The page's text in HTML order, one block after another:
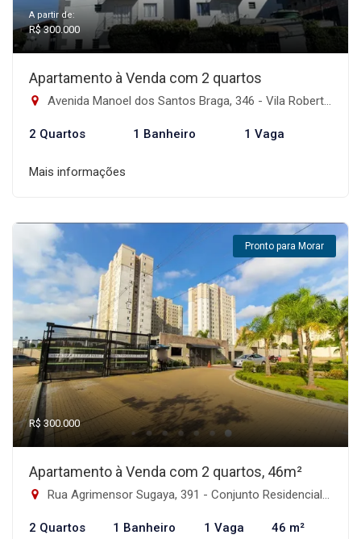
A partir de:
R$ 300.000
Apartamento à Venda com 2 quartos
Avenida Manoel dos Santos Braga, 346 - Vila Robertina, São Paulo-SP
2 Quartos 1 Banheiro 1 Vaga
Mais informações
Pronto para Morar
R$ 300.000
Apartamento à Venda com 2 quartos, 46m²
Rua Agrimensor Sugaya, 391 - Conjunto Residencial José Bonifácio, São Paulo-SP
2 Quartos 1 Banheiro 1 Vaga 46 m²